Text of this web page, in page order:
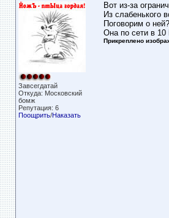
Завсегдатай
Откуда: Московский
бомж
Репутация: 6
Поощрить/Наказать
Вот из-за
Из слабенького
Поговорим о
Она по сети в 10
Прикреплено